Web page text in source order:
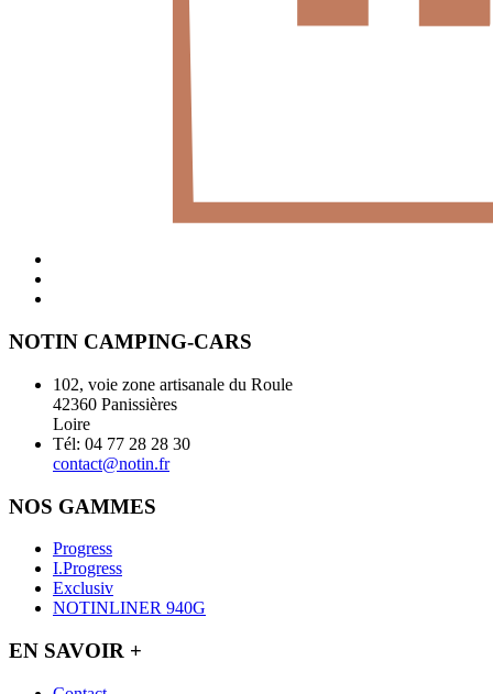
NOTIN CAMPING-CARS
102, voie zone artisanale du Roule
42360 Panissières
Loire
Tél: 04 77 28 28 30
contact@notin.fr
NOS GAMMES
Progress
I.Progress
Exclusiv
NOTINLINER 940G
EN SAVOIR +